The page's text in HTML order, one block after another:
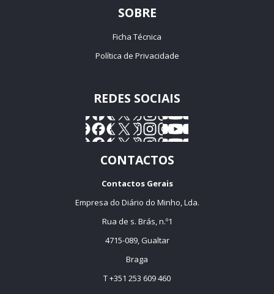
SOBRE
Ficha Técnica
Política de Privacidade
REDES SOCIAIS
CONTACTOS
Contactos Gerais
Empresa do Diário do Minho, Lda.
Rua de s. Brás, n.º1
4715-089, Gualtar
Braga
T +351 253 609 460